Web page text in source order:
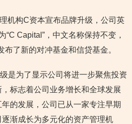
机构C资本宣布品牌升级，公司英
“C Capital”，中文名称保持不变，
布了新的对冲基金和信贷基金。
是为了显示公司将进一步聚焦投资
标志着公司业务增长和全球发展
的发展，公司已从一家专注早期
渐成长为多元化的资产管理机